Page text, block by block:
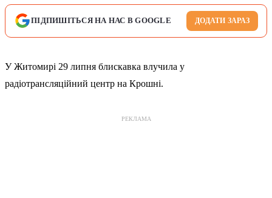
ПІДПИШІТЬСЯ НА НАС В GOOGLE ДОДАТИ ЗАРАЗ
У Житомирі 29 липня блискавка влучила у
радіотрансляційний центр на Крошні.
РЕКЛАМА